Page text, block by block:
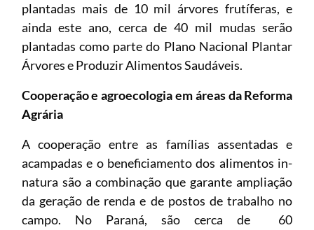
plantadas mais de 10 mil árvores frutíferas, e
ainda este ano, cerca de 40 mil mudas serão
plantadas como parte do Plano Nacional Plantar
Árvores e Produzir Alimentos Saudáveis.
Cooperação e agroecologia em áreas da Reforma
Agrária
A cooperação entre as famílias assentadas e
acampadas e o beneficiamento dos alimentos in-
natura são a combinação que garante ampliação
da geração de renda e de postos de trabalho no
campo. No Paraná, são cerca de 60